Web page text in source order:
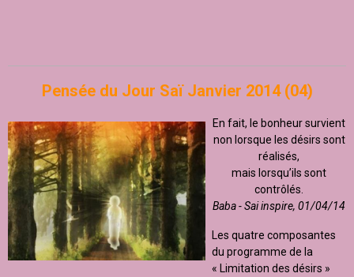
Pensée du Jour Saï Janvier 2014 (04)
En fait, le bonheur survient
non lorsque les désirs sont
réalisés,
mais lorsqu’ils sont
contrôlés.
Baba - Sai inspire, 01/04/14
Les quatre composantes
du programme de la
« Limitation des désirs »